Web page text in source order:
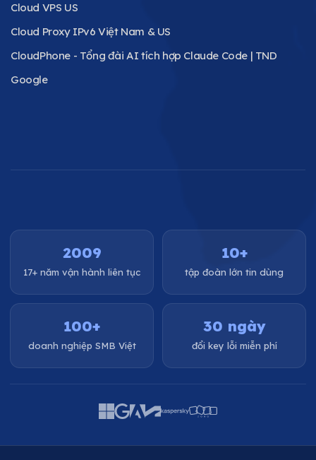
Cloud VPS US
Cloud Proxy IPv6 Việt Nam & US
CloudPhone - Tổng đài AI tích hợp Claude Code | TND
Google
2009
17+ năm vận hành liên tục
10+
tập đoàn lớn tin dùng
100+
doanh nghiệp SMB Việt
30 ngày
đổi key lỗi miễn phí